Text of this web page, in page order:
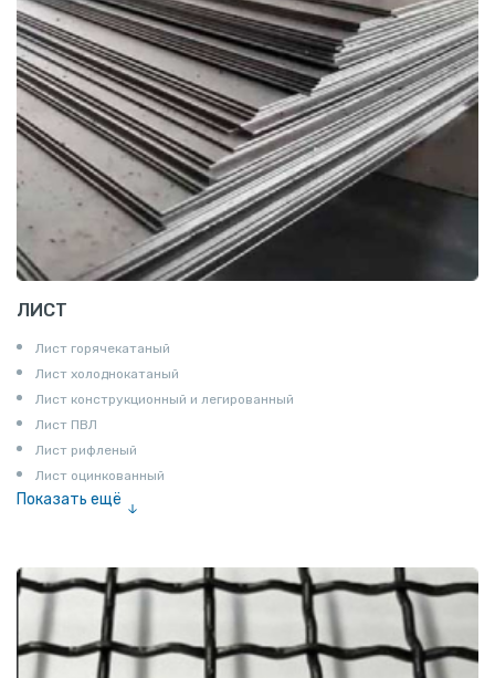
ЛИСТ
Лист горячекатаный
Лист холоднокатаный
Лист конструкционный и легированный
Лист ПВЛ
Лист рифленый
Лист оцинкованный
Показать ещё